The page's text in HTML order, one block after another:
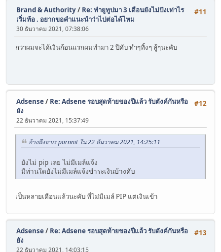
#11
Brand & Authority/ Re: ทำยูทูปมา 3 เดือนยังไม่ปังเท่าไร
เริ่มท้อ . อยากขอคำแนะนำว่าไปต่อได้ไหม
30 ธันวาคม 2021, 07:38:06
กว่าผมจะได้เงินก้อนแรกผมทำมา 2 ปีคับ ทำๆทิ้งๆ สู้ๆนะคับ
#12
Adsense/ Re: Adsene รอบสุดท้ายของปีแล้ว รับตังค์กันหรือ
ยัง
22 ธันวาคม 2021, 15:37:49
อ้างถึงจาก: pornnit ใน 22 ธันวาคม 2021, 14:25:11
ยังไม่ pip เลย ไม่มีเมล์แจ้ง
มีท่านใดยังไม่มีเมล์แจ้งขำระเงินบ้างคับ
เป็นหลายเดือนแล้วนะคับ ที่ไม่มีเมล์ PIP แต่เงินเข้า
#13
Adsense/ Re: Adsene รอบสุดท้ายของปีแล้ว รับตังค์กันหรือ
ยัง
22 ธันวาคม 2021, 14:03:15